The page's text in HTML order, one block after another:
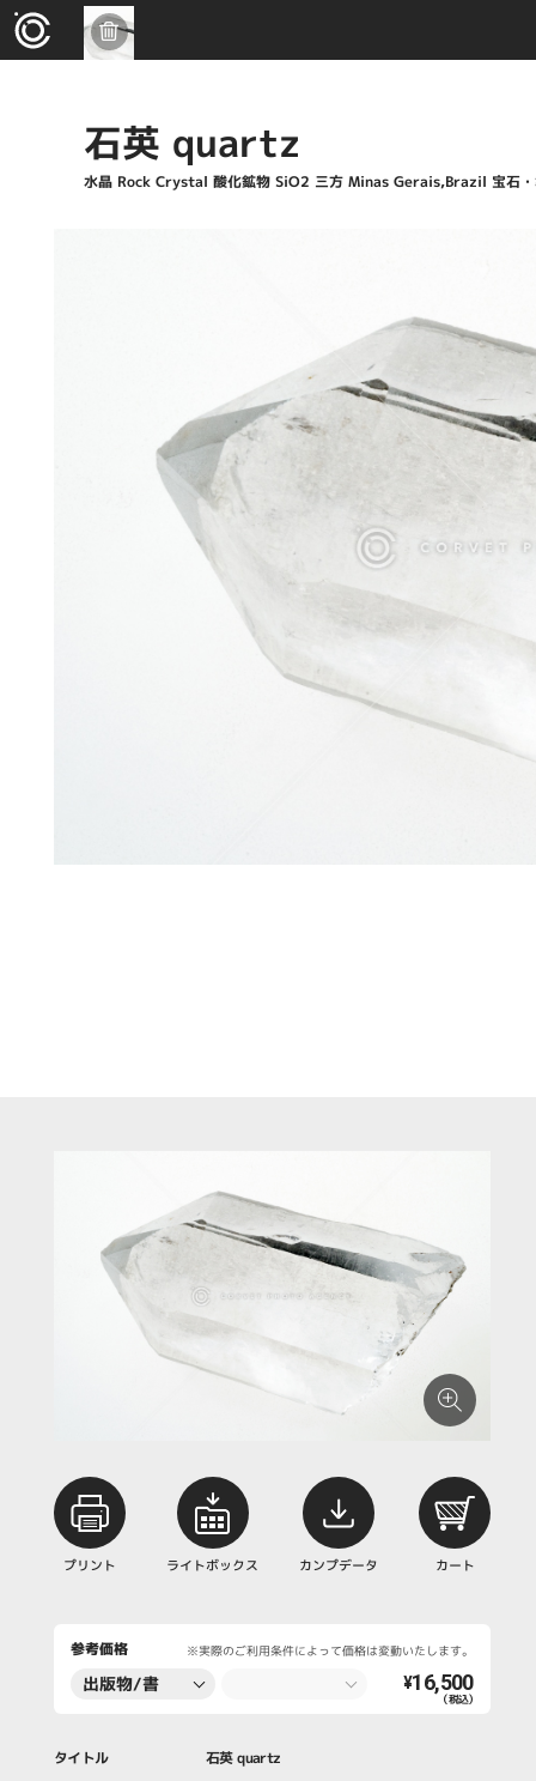
石英 quartz
水晶 Rock Crystal 酸化鉱物 SiO2 三方 Minas Gerais,Brazil 宝石・
プリント ライトボックス カンプデータ カート
参考価格 ※実際のご利用条件によって価格は変動いたします。
出版物/書
¥16,500
（税込）
タイトル 石英 quartz